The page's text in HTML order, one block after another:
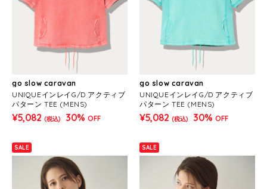
go slow caravan
UNIQUEインレイG/D アクティブ
パターン TEE (MENS)
¥5,082 (税込) 30% OFF
go slow caravan
UNIQUEインレイG/D アクティブ
パターン TEE (MENS)
¥5,082 (税込) 30% OFF
SALE SALE